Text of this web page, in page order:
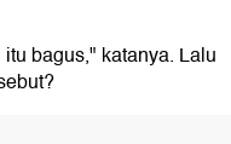
bagus," katanya. Lalu